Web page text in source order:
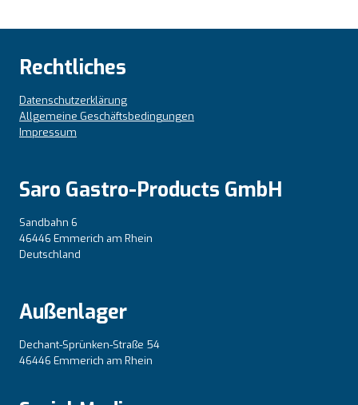
Rechtliches
Datenschutzerklärung
Allgemeine Geschäftsbedingungen
Impressum
Saro Gastro-Products GmbH
Sandbahn 6
46446 Emmerich am Rhein
Deutschland
Außenlager
Dechant-Sprünken-Straße 54
46446 Emmerich am Rhein